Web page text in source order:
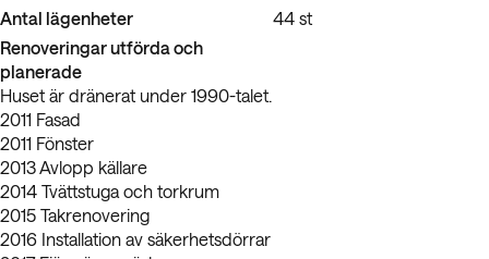
Antal lägenheter
44 st
Renoveringar utförda och
planerade
Huset är dränerat under 1990-talet.
2011 Fasad
2011 Fönster
2013 Avlopp källare
2014 Tvättstuga och torkrum
2015 Takrenovering
2016 Installation av säkerhetsdörrar